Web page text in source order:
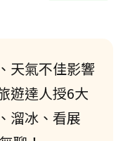
、天氣不佳影響
遊達人授6大
溜冰、看展